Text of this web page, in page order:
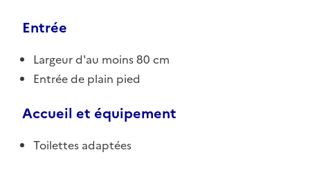
Entrée
Largeur d'au moins 80 cm
Entrée de plain pied
Accueil et équipement
Toilettes adaptées